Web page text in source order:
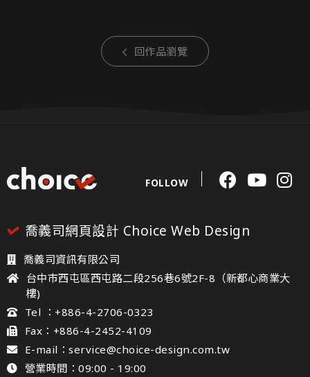
回作品瀏覽
FOLLOW
喬義司網頁設計 Choice Web Design
喬義司資訊有限公司
台中市西屯區西屯路二段256巷6號2F-8（新都心商業大
樓)
Tel ：+886-4-2706-0323
Fax：+886-4-2452-4109
E-mail：service@choice-design.com.tw
營業時間：09:00 - 19:00